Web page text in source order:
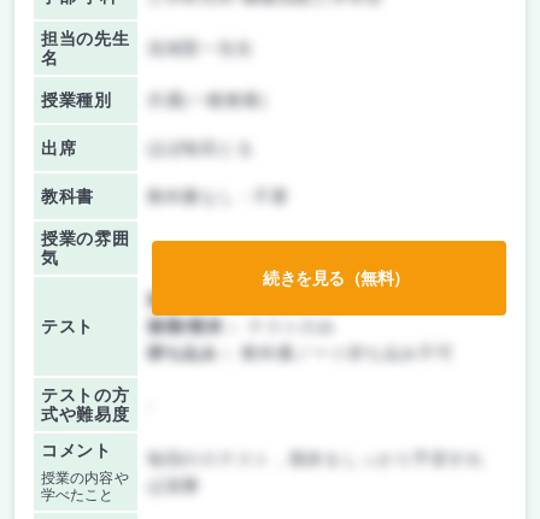
担当の先生
名
授業種別 共通(一般教養)
出席 ほぼ毎回とる
教科書 教科書なし・不要
授業の雰囲
気
テスト
前期/中間：
後期/期末：
持ち込み：
教科書ノート持ち込み不可
テストの方
式や難易度
コメント
授業の内容や
学べたこと
毎回の小テスト，期末をしっかり予習すれ
続きを見る（無料）